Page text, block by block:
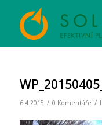
6.4.2015 / 0 Komentáře /